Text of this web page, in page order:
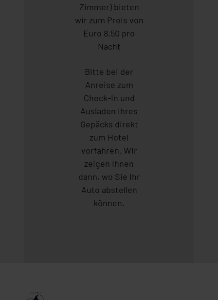
Zimmer) bieten
wir zum Preis von
Euro 8,50 pro
Nacht
Bitte bei der
Anreise zum
Check-In und
Ausladen Ihres
Gepäcks direkt
zum Hotel
vorfahren. Wir
zeigen Ihnen
dann, wo Sie Ihr
Auto abstellen
können.